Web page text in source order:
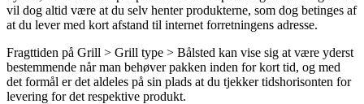
vil dog altid være at du selv henter produkterne, som dog betinges af
at du lever med kort afstand til internet forretningens adresse.
Fragttiden på Grill > Grill type > Bålsted kan vise sig at være yderst
bestemmende når man behøver pakken inden for kort tid, og med
det formål er det aldeles på sin plads at du tjekker tidshorisonten for
levering for det respektive produkt.